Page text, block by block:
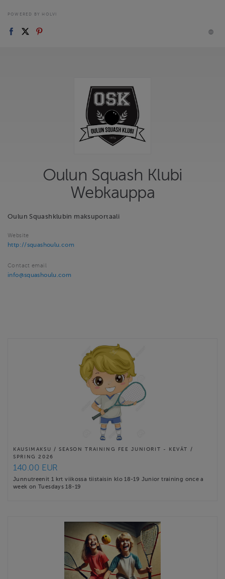
POWERED BY HOLVI
Oulun Squash Klubi
Webkauppa
Oulun Squashklubin maksuportaali
Website
http://squashoulu.com
Contact email
info@squashoulu.com
KAUSIMAKSU / SEASON TRAINING FEE JUNIORIT - KEVÄT /
SPRING 2026
140.00 EUR
Junnutreenit 1 krt viikossa tiistaisin klo 18-19 Junior training once a
week on Tuesdays 18-19